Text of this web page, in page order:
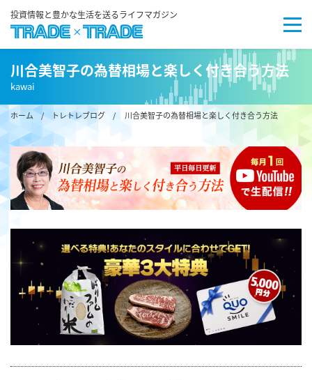
投資情報と豊かな生活を送るライフマガジン
川合美智子の為替相場と楽しく付き合う方法
kawai
ホーム/ トレトレブログ / 川合美智子の為替相場と楽しく付き合う方法